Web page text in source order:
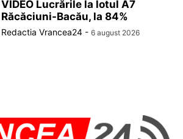
VIDEO Lucrările la lotul A7
Răcăciuni-Bacău, la 84%
Redactia Vrancea24 - 6 august 2026